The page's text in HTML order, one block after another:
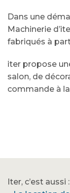
Dans une
Machinerie
fabriqués à
iter propose
salon, de
commande à
Iter, c’est aussi :